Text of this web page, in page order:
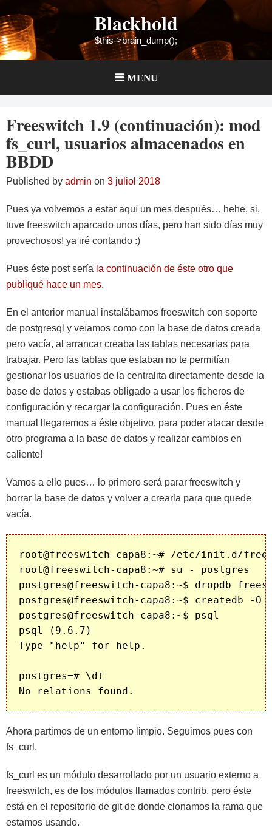
to
content
Blackhold
$this->brain_dump();
MENU
Freeswitch 1.9 (continuación): mod
fs_curl, usuarios almacenados en
BBDD
Published by admin on 3 juliol 2018
Pues ya volvemos a estar aquí un mes después… hehe, si,
tuve freeswitch aparcado unos días, pero han sido días muy
provechosos! ya iré contando :)
Pues éste post sería la continuación de éste otro que
publiqué hace un mes.
En el anterior manual instalábamos freeswitch con soporte
de postgresql y veíamos como con la base de datos creada
pero vacía, al arrancar creaba las tablas necesarias para
trabajar. Pero las tablas que estaban no te permitían
gestionar los usuarios de la centralita directamente desde la
base de datos y estabas obligado a usar los ficheros de
configuración y recargar la configuración. Pues en éste
manual llegaremos a éste objetivo, para poder atacar desde
otro programa a la base de datos y realizar cambios en
caliente!
Vamos a ello pues… lo primero será parar freeswitch y
borrar la base de datos y volver a crearla para que quede
vacía.
root@freeswitch-capa8:~# /etc/init.d/
root@freeswitch-capa8:~# su - postgres
postgres@freeswitch-capa8:~$ dropdb
postgres@freeswitch-capa8:~$ createdb -
postgres@freeswitch-capa8:~$ psql
psql (9.6.7)
Type "help" for help.
postgres=# \dt
Ahora partimos de un entorno limpio. Seguimos pues con
fs_curl.
fs_curl es un módulo desarrollado por un usuario externo a
freeswitch, es de los módulos llamados contrib, pero éste
está en el repositorio de git de donde clonamos la rama que
estamos usando.